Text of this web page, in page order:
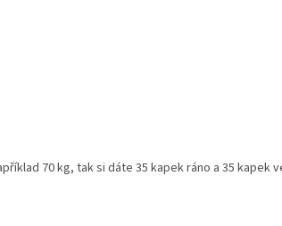
70 kg, tak si dáte 35 kapek ráno a 35 kapek